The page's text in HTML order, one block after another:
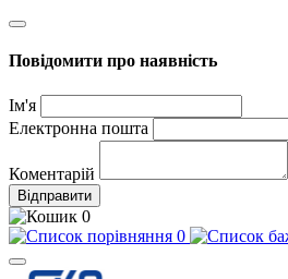
Повідомити про наявність
Ім'я
Електронна пошта
Коментарій
Відправити
0
0